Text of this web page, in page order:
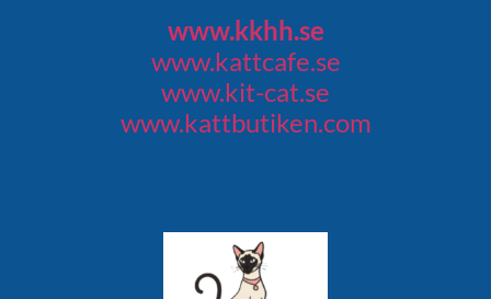
www.kkhh.se
www.kattcafe.se
www.kit-cat.se
www.kattbutiken.com